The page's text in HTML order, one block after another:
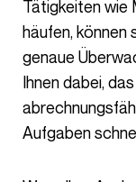
Tätigkeiten wie
häufen, können
genaue
Ihnen dabei,
Aufgaben